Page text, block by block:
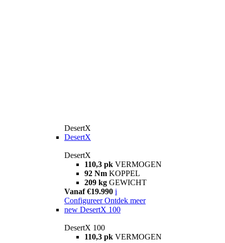
DesertX
DesertX
DesertX
110,3 pk VERMOGEN
92 Nm KOPPEL
209 kg GEWICHT
Vanaf €19.990 i
Configureer Ontdek meer
new DesertX 100
DesertX 100
110,3 pk VERMOGEN